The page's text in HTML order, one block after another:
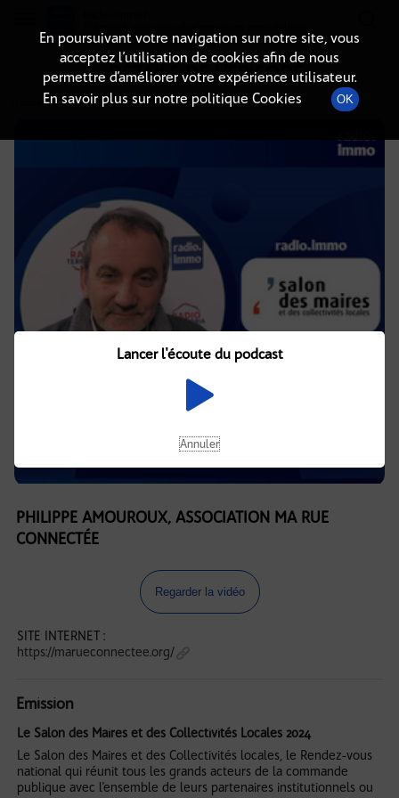
DÉTAILS DE L'ÉPISODE
21 novembre 2024à 13h34, durée : 6 minutes
PHILIPPE AMOUROUX, ASSOCIATION MA RUE
CONNECTÉE
Regarder la vidéo
SITE INTERNET :
https://marueconnectee.org/
Emission
Le Salon des Maires et des Collectivités Locales 2024
Le Salon des Maires et des Collectivités locales, le Rendez-vous
national qui réunit tous les grands acteurs de la commande
publique avec l’ensemble de leurs partenaires institutionnels ou
En poursuivant votre navigation sur notre site, vous
acceptez l’utilisation de cookies afin de nous
permettre d’améliorer votre expérience utilisateur.
En savoir plus sur notre politique Cookies
OK
Lancer l'écoute du podcast
Annuler